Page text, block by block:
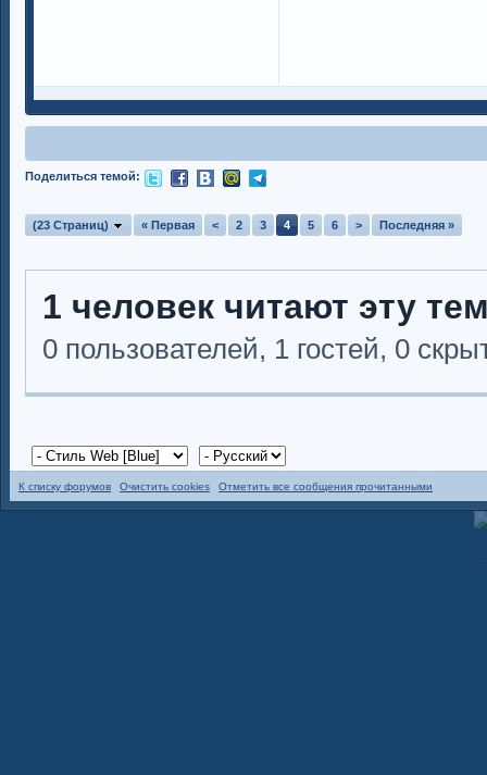
Поделиться темой:
(23 Страниц) « Первая < 2 3 4 5 6 > Последняя »
1 человек читают эту
0 пользователей, 1 гостей, 0
К списку форумов Очистить cookies Отметить все сообщения прочитанными